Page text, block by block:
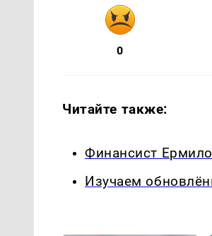
0
Читайте также:
Финансист
Изучаем